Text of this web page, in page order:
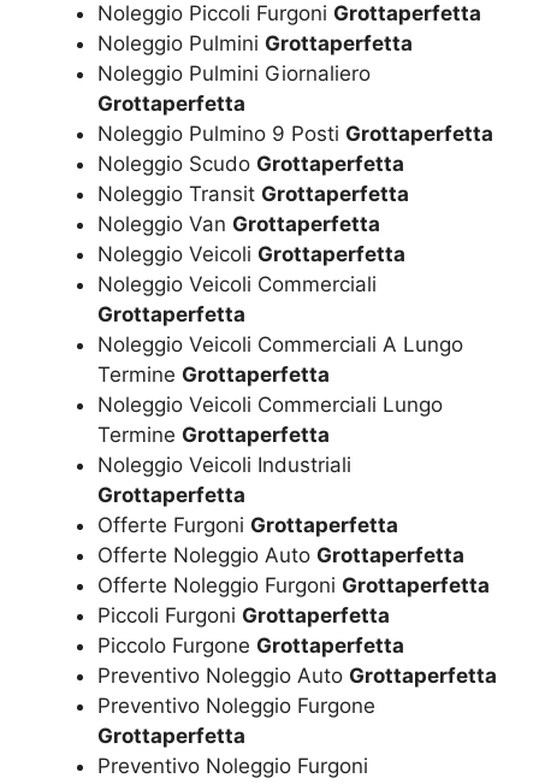
Noleggio Piccoli Furgoni Grottaperfetta
Noleggio Pulmini Grottaperfetta
Noleggio Pulmini Giornaliero
Grottaperfetta
Noleggio Pulmino 9 Posti Grottaperfetta
Noleggio Scudo Grottaperfetta
Noleggio Transit Grottaperfetta
Noleggio Van Grottaperfetta
Noleggio Veicoli Grottaperfetta
Noleggio Veicoli Commerciali
Grottaperfetta
Noleggio Veicoli Commerciali A Lungo
Termine Grottaperfetta
Noleggio Veicoli Commerciali Lungo
Termine Grottaperfetta
Noleggio Veicoli Industriali
Grottaperfetta
Offerte Furgoni Grottaperfetta
Offerte Noleggio Auto Grottaperfetta
Offerte Noleggio Furgoni Grottaperfetta
Piccoli Furgoni Grottaperfetta
Piccolo Furgone Grottaperfetta
Preventivo Noleggio Auto Grottaperfetta
Preventivo Noleggio Furgone
Grottaperfetta
Preventivo Noleggio Furgoni